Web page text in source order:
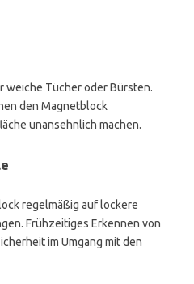
weiche Tücher oder Bürsten.
den Magnetblock
unansehnlich machen.
regelmäßig auf lockere
Frühzeitiges Erkennen von
im Umgang mit den